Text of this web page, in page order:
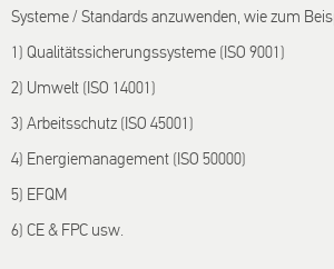
Systeme / Standards anzuwenden, wie zum
1) Qualitätssicherungssysteme (ISO 9001)
2) Umwelt (ISO 14001)
3) Arbeitsschutz (ISO 45001)
4) Energiemanagement (ISO 50000)
5) EFQM
6) CE & FPC usw.